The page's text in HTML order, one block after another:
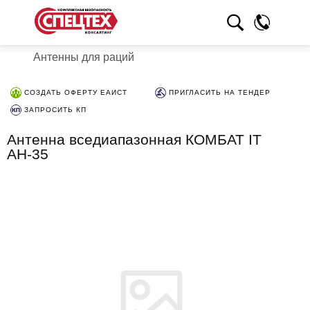
Антенны для раций
СОЗДАТЬ ОФЕРТУ ЕАИСТ ПРИГЛАСИТЬ НА ТЕНДЕР
ЗАПРОСИТЬ КП
Антенна вседиапазонная КОМБАТ IT
АН-35